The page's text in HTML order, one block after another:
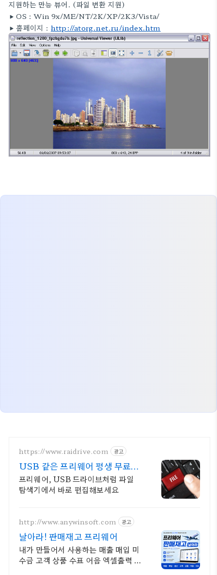
지원하는 만능 뷰어. (파일 변환 지원)
▶ OS :Win 9x/ME/NT/2K/XP/2K3/Vista/
▶ 홈페이지 : http://atorg.net.ru/index.htm
https://www.raidrive.com 광고
USB 같은 프리웨어 평생 무료버
전 제공
프리웨어, USB 드라이브처럼 파일
탐색기에서 바로 편집해보세요
http://www.anywinsoft.com 광고
날아라! 판매재고 프리웨어
내가 만들어서 사용하는 매출 매입 미
수금 고객 상품 수표 어음 엑셀출력 엑